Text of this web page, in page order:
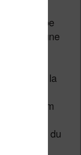
Scribe
en être une
Paper
proportion la
du lithium
du
et 73 % du